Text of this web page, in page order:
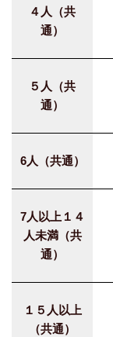
４人（共
通）
５人（共
通）
6人（共通）
7人以上１４
人未満（共
通）
１５人以上
（共通）